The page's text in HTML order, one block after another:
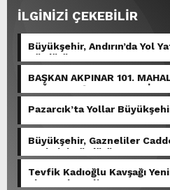
İLGİNİZİ ÇEKEBİLİR
Büyükşehir, Andırın’da Yol
Sürdürüyor.
BAŞKAN AKPINAR 101.
BAĞLARBAŞI MAHALLESİ
Pazarcık’ta Yollar
Büyükşehir, Gazneliler
Serimini Sürdürüyor.
Tevfik Kadıoğlu Kavşağı
Akıcı Hale Geliyor.